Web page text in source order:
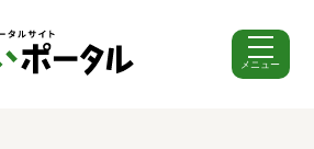
メニュー